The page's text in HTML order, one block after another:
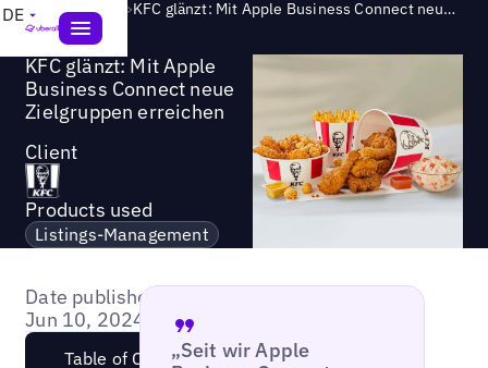
DE Success Story > KFC glänzt: Mit Apple Business Connect neue Zielgruppen erreichen
KFC glänzt: Mit Apple
Business Connect neue
Zielgruppen erreichen
Client
Products used
Listings-Management
Date published:
Jun 10, 2024
Table of Content„Seit wir Apple